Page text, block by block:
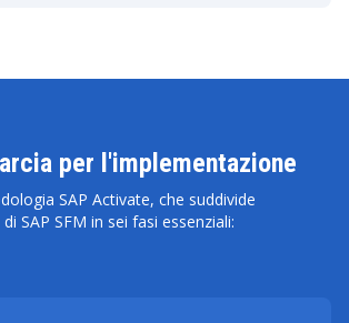
per l'implementazione
SAP Activate, che suddivide
SAP SFM in sei fasi essenziali: